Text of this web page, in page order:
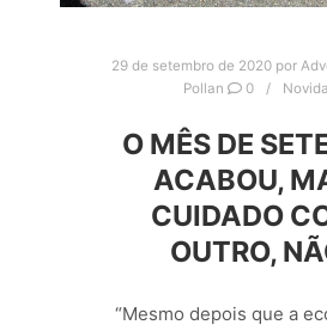
29 de setembro de 2020 por
Pollan
0
O MÊS DE
ACABOU,
CUIDADO
OUTRO,
“Mesmo depois que a